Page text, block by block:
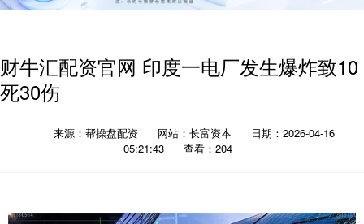
财牛汇配资官网 印度一电厂发生爆炸致10
死30伤
来源：帮操盘配资 网站：长富资本
日期：2026-04-16
05:21:43
查看：204